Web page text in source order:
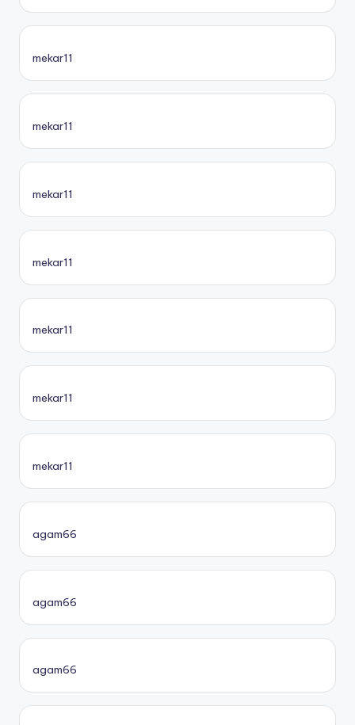
mekar11
mekar11
mekar11
mekar11
mekar11
mekar11
mekar11
agam66
agam66
agam66